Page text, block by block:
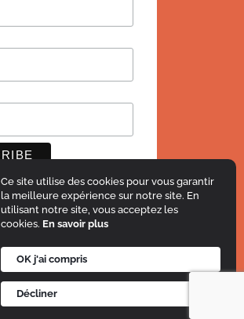
Ce site utilise des cookies pour vous garantir
la meilleure expérience sur notre site. En
utilisant notre site, vous acceptez les
cookies. En savoir plus
OK j'ai compris
Décliner
Mentions légales